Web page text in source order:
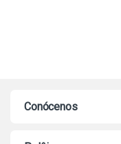
Conócenos